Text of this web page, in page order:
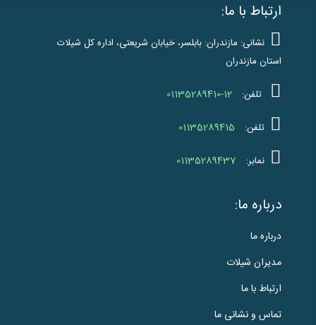
ارتباط با ما:
نشانی: مازندران: بابلسر، خیابان شریعتی، اداره کل شیلات
استان مازندران
تلفن: 01135289410-12
تلفن: 01135289415
نمابر: 01135289437
درباره ما:
درباره ما
مدیران شیلات
ارتباط با ما
تماس و نشانی ما